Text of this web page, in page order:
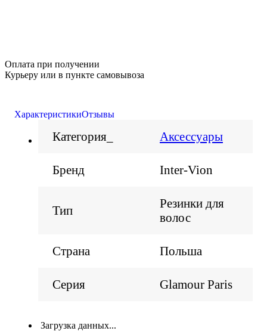
Оплата при получении
Курьеру или в пункте самовывоза
ХарактеристикиОтзывы
Категория_ Аксессуары
Бренд Inter-Vion
Тип
Резинки для
волос
Страна Польша
Серия Glamour Paris
Загрузка данных...